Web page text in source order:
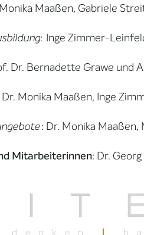
Maaßen, Gabriele
Inge Zimmer-
Dr. Bernadette Grawe und
Dr. Monika Maaßen, Inge
: Dr. Monika Maaßen,
Mitarbeiterinnen: Dr.